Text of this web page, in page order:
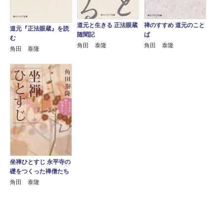
道元『正法眼蔵』を読
む
角田 泰隆
道元と生きる 正法眼蔵
随聞記
角田 泰隆
禅のすすめ 道元のこと
ば
角田 泰隆
坐禅ひとすじ 永平寺の
礎をつくった禅僧たち
角田 泰隆